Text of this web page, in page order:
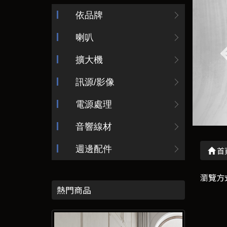
依品牌
喇叭
擴大機
訊源/影像
電源處理
音響線材
週邊配件
熱門商品
首
瀏覽方